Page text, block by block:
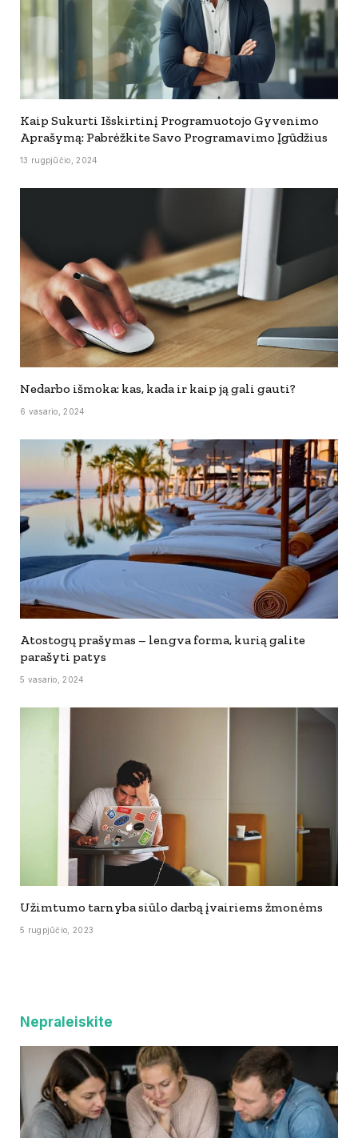
Kaip Sukurti Išskirtinį Programuotojo Gyvenimo
Aprašymą: Pabrėžkite Savo Programavimo Įgūdžius
13 rugpjūčio, 2024
Nedarbo išmoka: kas, kada ir kaip ją gali gauti?
6 vasario, 2024
Atostogų prašymas – lengva forma, kurią galite
parašyti patys
5 vasario, 2024
Užimtumo tarnyba siūlo darbą įvairiems žmonėms
5 rugpjūčio, 2023
Nepraleiskite